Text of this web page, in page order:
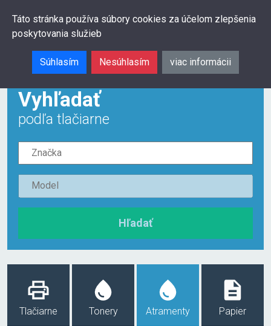
Táto stránka používa súbory cookies za účelom zlepšenia
poskytovania služieb
Súhlasím Nesúhlasím viac informácii
Vyhľadať
podľa tlačiarne
Hľadať
Tlačiarne Tonery Atramenty Papier